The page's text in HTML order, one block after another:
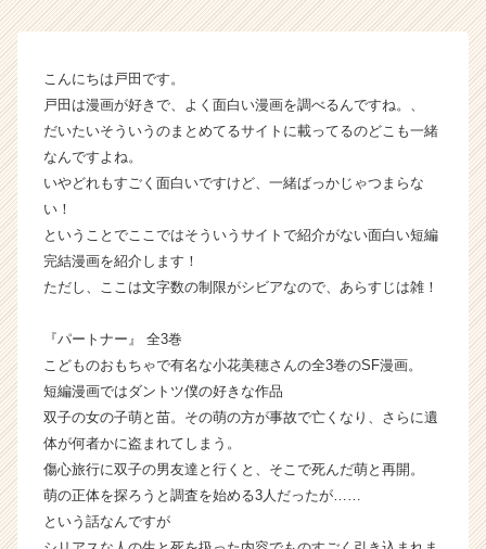
長
企
か
ス
カ
ト
届
く
就
活
サ
ト
チ
こんにちは戸田です。
戸田は漫画が好きで、よく面白い漫画を調べるんですね。、
だいたいそういうのまとめてるサイトに載ってるのどこも一緒
なんですよね。
いやどれもすごく面白いですけど、一緒ばっかじゃつまらな
い！
ということでここではそういうサイトで紹介がない面白い短編
完結漫画を紹介します！
ただし、ここは文字数の制限がシビアなので、あらすじは雑！
『パートナー』 全3巻
こどものおもちゃで有名な小花美穂さんの全3巻のSF漫画。
短編漫画ではダントツ僕の好きな作品
双子の女の子萌と苗。その萌の方が事故で亡くなり、さらに遺
体が何者かに盗まれてしまう。
傷心旅行に双子の男友達と行くと、そこで死んだ萌と再開。
萌の正体を探ろうと調査を始める3人だったが……
という話なんですが